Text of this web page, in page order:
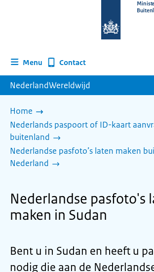
homepage
Menu Contact
NederlandWereldwijd
Home
Nederlands paspoort of ID-kaart
buitenland
Nederlandse pasfoto’s laten maken
Nederland
Nederlandse pasfoto's
maken in Sudan
Bent u in Sudan en heeft u
nodig die aan de